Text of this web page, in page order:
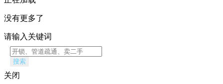
没有更多了
请输入关键词
搜索
关闭